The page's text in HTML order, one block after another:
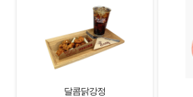
달콤닭강정